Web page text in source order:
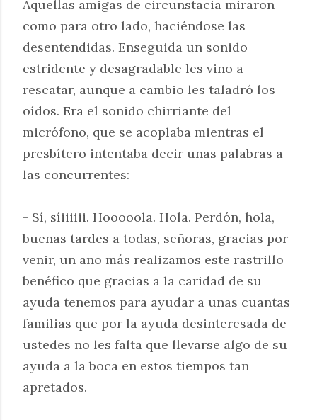
Aquellas amigas de circunstacia miraron
como para otro lado, haciéndose las
desentendidas. Enseguida un sonido
estridente y desagradable les vino a
rescatar, aunque a cambio les taladró los
oídos. Era el sonido chirriante del
micrófono, que se acoplaba mientras el
presbítero intentaba decir unas palabras a
las concurrentes:
- Sí, síiiiiii. Hooooola. Hola. Perdón, hola,
buenas tardes a todas, señoras, gracias por
venir, un año más realizamos este rastrillo
benéfico que gracias a la caridad de su
ayuda tenemos para ayudar a unas cuantas
familias que por la ayuda desinteresada de
ustedes no les falta que llevarse algo de su
ayuda a la boca en estos tiempos tan
apretados.